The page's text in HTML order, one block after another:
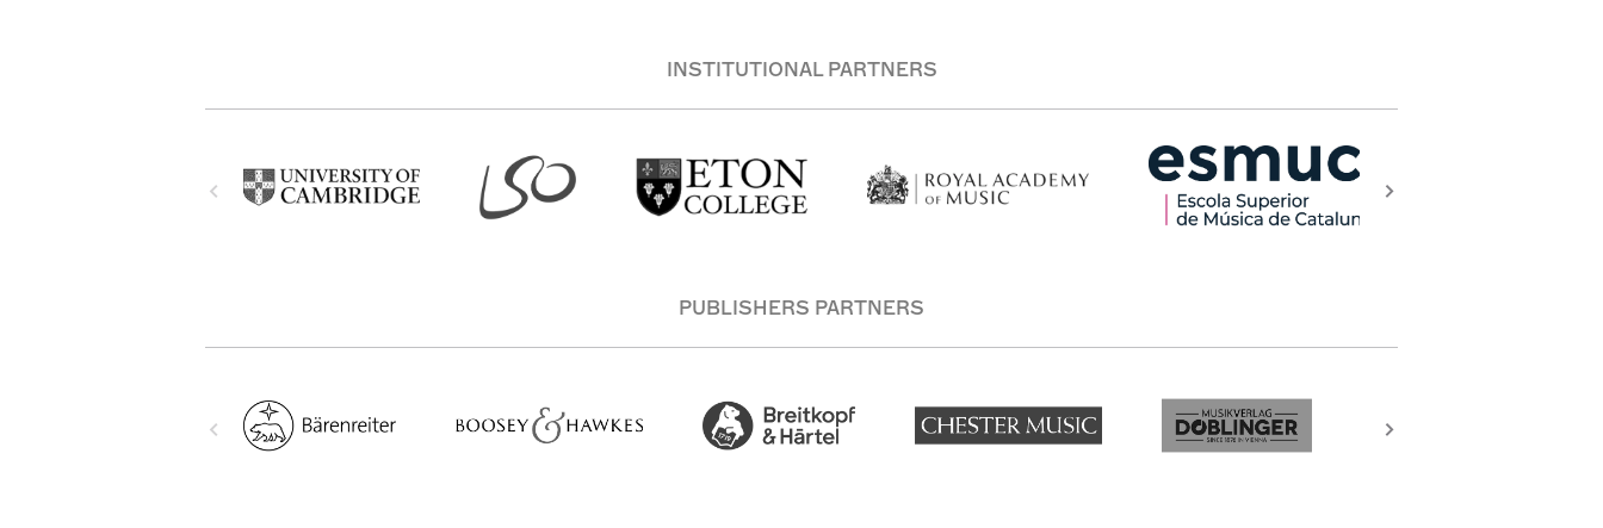
INSTITUTIONAL PARTNERS
PUBLISHERS PARTNERS